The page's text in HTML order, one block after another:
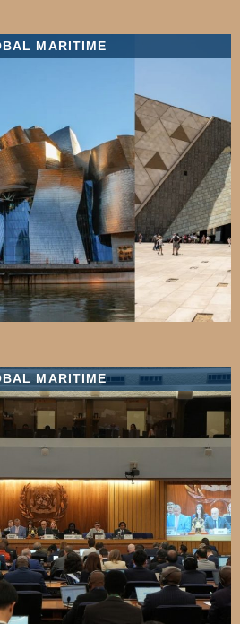
MARITIME
MARITIME